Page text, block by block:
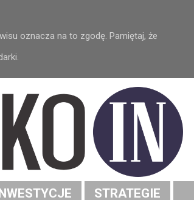
oznacza na to zgodę. Pamiętaj, że
STRATEGIE